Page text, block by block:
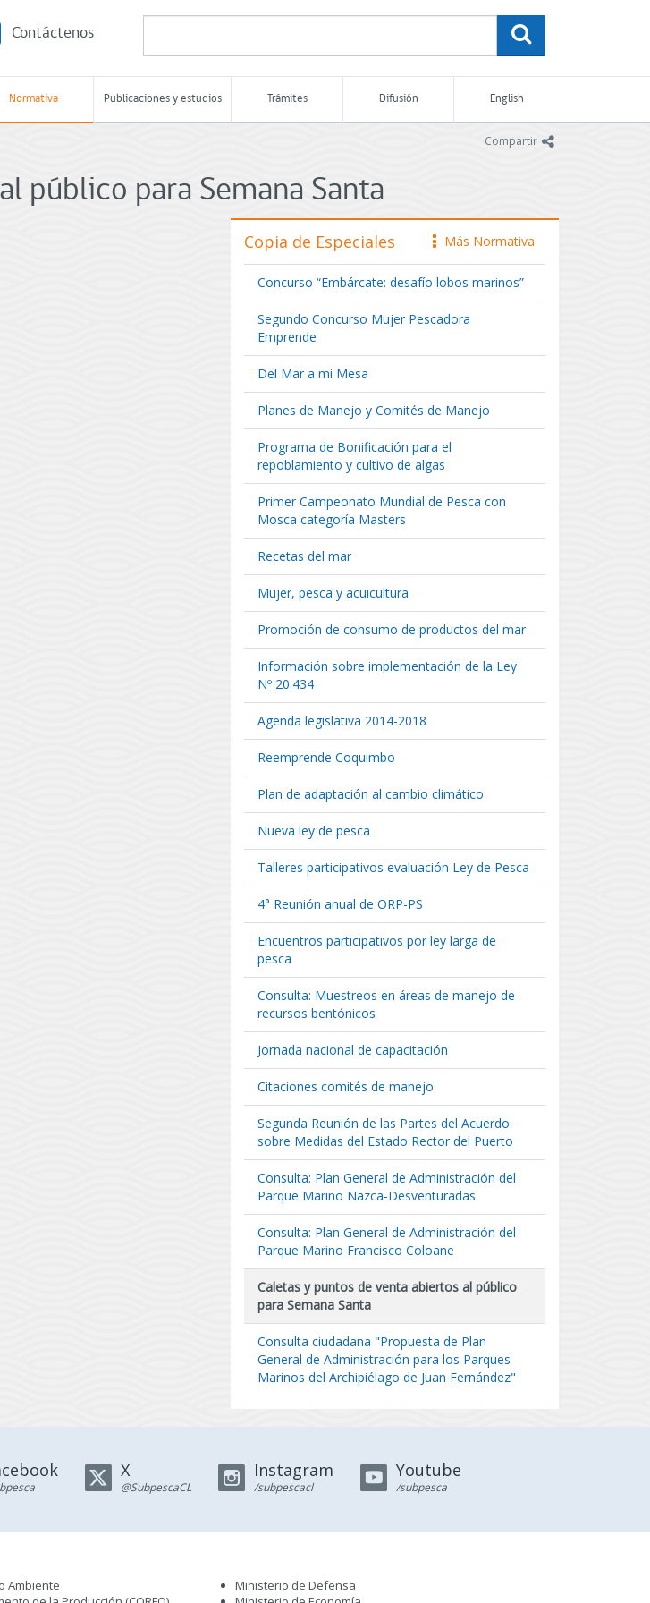
Contáctenos
Normativa Publicaciones y estudios Trámites Difusión English
Compartir icono
público para Semana Santa
icono
Más Normativa
Copia de Especiales
Concurso “Embárcate: desafío lobos marinos”
Segundo Concurso Mujer Pescadora
Emprende
Del Mar a mi Mesa
Planes de Manejo y Comités de Manejo
Programa de Bonificación para el
repoblamiento y cultivo de algas
Primer Campeonato Mundial de Pesca con
Mosca categoría Masters
Recetas del mar
Mujer, pesca y acuicultura
Promoción de consumo de productos del mar
Información sobre implementación de la Ley
Nº 20.434
Agenda legislativa 2014-2018
Reemprende Coquimbo
Plan de adaptación al cambio climático
Nueva ley de pesca
Talleres participativos evaluación Ley de Pesca
4° Reunión anual de ORP-PS
Encuentros participativos por ley larga de
pesca
Consulta: Muestreos en áreas de manejo de
recursos bentónicos
Jornada nacional de capacitación
Citaciones comités de manejo
Segunda Reunión de las Partes del Acuerdo
sobre Medidas del Estado Rector del Puerto
Consulta: Plan General de Administración del
Parque Marino Nazca-Desventuradas
Consulta: Plan General de Administración del
Parque Marino Francisco Coloane
Caletas y puntos de venta abiertos al público
para Semana Santa
Consulta ciudadana "Propuesta de Plan
General de Administración para los Parques
Marinos del Archipiélago de Juan Fernández"
X
@SubpescaCL
Instagram
/subpescacl
Youtube
/subpesca
Ambiente
Ministerio de Defensa